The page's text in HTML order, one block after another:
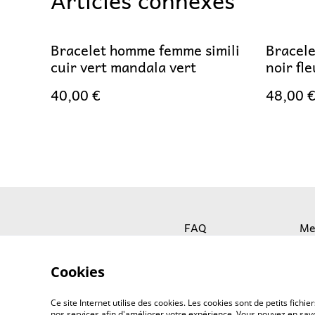
Bracelet homme femme simili
cuir vert mandala vert
40,00 €
noir
48,00 €
FAQ
Cookies
Ce site Internet utilise des cookies. Les cookies sont de petits